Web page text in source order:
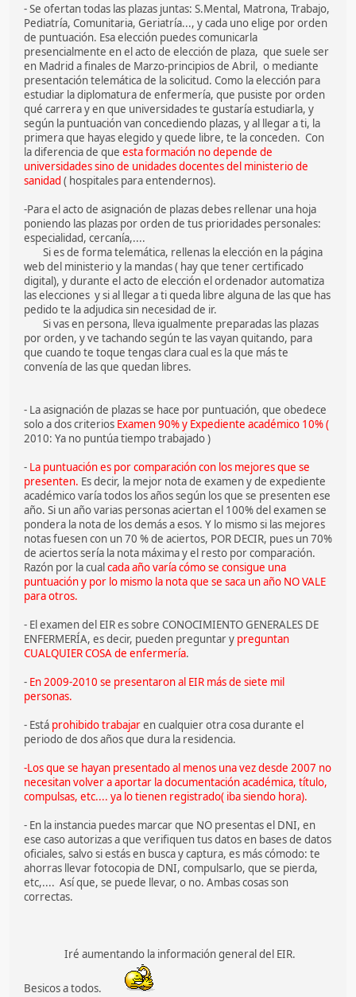
- Se ofertan todas las plazas juntas: S.Mental, Matrona, Trabajo,
Pediatría, Comunitaria, Geriatría..., y cada uno elige por orden
de puntuación. Esa elección puedes comunicarla
presencialmente en el acto de elección de plaza, que suele ser
en Madrid a finales de Marzo-principios de Abril, o mediante
presentación telemática de la solicitud. Como la elección para
estudiar la diplomatura de enfermería, que pusiste por orden
qué carrera y en que universidades te gustaría estudiarla, y
según la puntuación van concediendo plazas, y al llegar a ti, la
primera que hayas elegido y quede libre, te la conceden. Con
la diferencia de que esta formación no depende de
universidades sino de unidades docentes del ministerio de
sanidad ( hospitales para entendernos).
-Para el acto de asignación de plazas debes rellenar una hoja
poniendo las plazas por orden de tus prioridades personales:
especialidad, cercanía,....
Si es de forma telemática, rellenas la elección en la página
web del ministerio y la mandas ( hay que tener certificado
digital), y durante el acto de elección el ordenador automatiza
las elecciones y si al llegar a ti queda libre alguna de las que has
pedido te la adjudica sin necesidad de ir.
Si vas en persona, lleva igualmente preparadas las plazas
por orden, y ve tachando según te las vayan quitando, para
que cuando te toque tengas clara cual es la que más te
convenía de las que quedan libres.
- La asignación de plazas se hace por puntuación, que obedece
solo a dos criterios Examen 90% y Expediente académico 10% (
2010: Ya no puntúa tiempo trabajado )
- La puntuación es por comparación con los mejores que se
presenten. Es decir, la mejor nota de examen y de expediente
académico varía todos los años según los que se presenten ese
año. Si un año varias personas aciertan el 100% del examen se
pondera la nota de los demás a esos. Y lo mismo si las mejores
notas fuesen con un 70 % de aciertos, POR DECIR, pues un 70%
de aciertos sería la nota máxima y el resto por comparación.
Razón por la cualcada año varía cómo se consigue una
puntuación y por lo mismo la nota que se saca un año NO VALE
para otros.
- El examen del EIR es sobre CONOCIMIENTO GENERALES DE
ENFERMERÍA, es decir, pueden preguntar y preguntan
CUALQUIER COSA de enfermería.
- En 2009-2010 se presentaron al EIR más de siete mil
personas.
- Está prohibido trabajaren cualquier otra cosa durante el
periodo de dos años que dura la residencia.
-Los que se hayan presentado al menos una vez desde 2007 no
necesitan volver a aportar la documentación académica, título,
compulsas, etc.... ya lo tienen registrado( iba siendo hora).
- En la instancia puedes marcar que NO presentas el DNI, en
ese caso autorizas a que verifiquen tus datos en bases de datos
oficiales, salvo si estás en busca y captura, es más cómodo: te
ahorras llevar fotocopia de DNI, compulsarlo, que se pierda,
etc,.... Así que, se puede llevar, o no. Ambas cosas son
correctas.
Iré aumentando la información general del EIR.
Besicos a todos.